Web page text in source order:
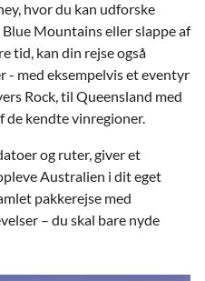
hvor du kan udforske
Mountains eller slappe af
tid, kan din rejse også
med eksempelvis et eventyr
Rock, til Queensland med
de kendte vinregioner.
og ruter, giver et
Australien i dit eget
pakkerejse med
– du skal bare nyde